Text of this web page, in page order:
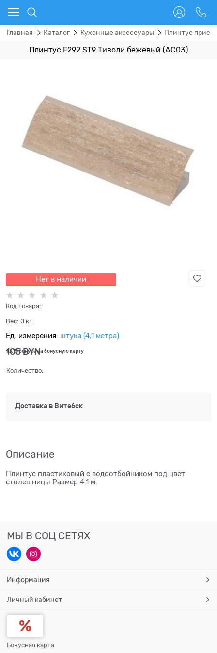
Главная Каталог Кухонные аксессуары Плинтус
Плинтус F292 ST9 Тиволи бежевый (AC03)
Нет в наличии
Код товара:
Вес: 0 кг.
Ед. измерения: штука (4,1 метра)
105 BYN
+3,15 бонуса на бонусную карту
Количество:
Доставка в Витебск
Описание
Плинтус пластиковый с водоотбойником под цвет
столешницы Размер 4.1 м.
МЫ В СОЦ СЕТЯХ
Информация
Личный кабинет
Бонусная карта